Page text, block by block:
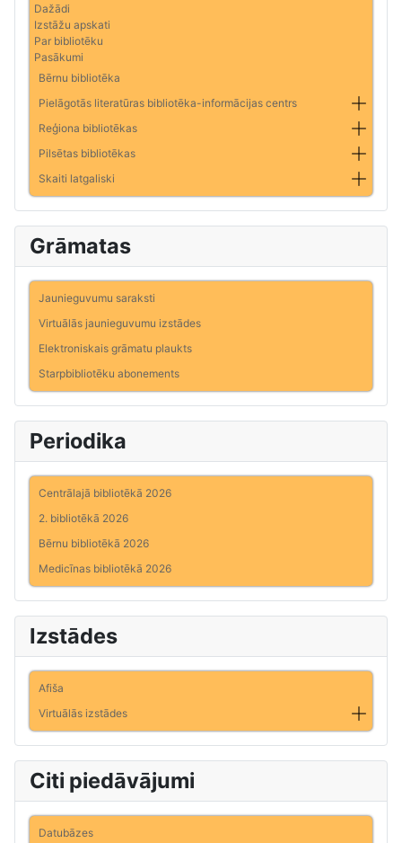
Dažādi
Izstāžu apskati
Par bibliotēku
Pasākumi
Bērnu bibliotēka
Pielāgotās literatūras bibliotēka-informācijas centrs
Reģiona bibliotēkas
Pilsētas bibliotēkas
Skaiti latgaliski
Grāmatas
Jaunieguvumu saraksti
Virtuālās jaunieguvumu izstādes
Elektroniskais grāmatu plaukts
Starpbibliotēku abonements
Periodika
Centrālajā bibliotēkā 2026
2. bibliotēkā 2026
Bērnu bibliotēkā 2026
Medicīnas bibliotēkā 2026
Izstādes
Afiša
Virtuālās izstādes
Citi piedāvājumi
Datubāzes